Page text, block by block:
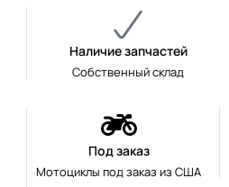
Наличие запчастей
Собственный склад
Под заказ
Мотоциклы под заказ из США